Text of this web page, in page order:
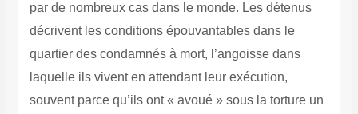
par de nombreux cas dans le monde. Les détenus
décrivent les conditions épouvantables dans le
quartier des condamnés à mort, l’angoisse dans
laquelle ils vivent en attendant leur exécution,
souvent parce qu’ils ont « avoué » sous la torture un